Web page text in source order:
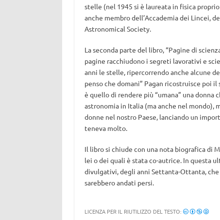
stelle (nel 1945 si è laureata in fisica
anche membro dell’Accademia dei Lincei,
Astronomical Society.
La seconda parte del libro, “Pagine di
pagine racchiudono i segreti lavorativi e
anni le stelle, ripercorrendo anche alcune
penso che domani” Pagan ricostruisce poi
è quello di rendere più “umana” una donna
astronomia in Italia (ma anche nel
donne nel nostro Paese, lanciando un
teneva molto.
Il libro si chiude con una nota biografica di
lei o dei quali è stata co-autrice. In questa
divulgativi, degli anni Settanta-Ottanta, che
sarebbero andati persi.
LICENZA PER IL RIUTILIZZO DEL TESTO: